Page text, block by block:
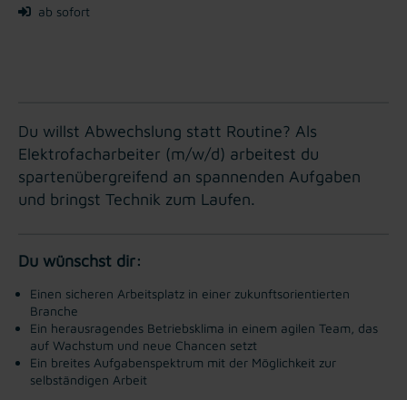
ab sofort
Du willst Abwechslung statt Routine? Als
Elektrofacharbeiter (m/w/d) arbeitest du
spartenübergreifend an spannenden Aufgaben
und bringst Technik zum Laufen.
Du wünschst dir:
Einen sicheren Arbeitsplatz in einer zukunftsorientierten
Branche
Ein herausragendes Betriebsklima in einem agilen Team, das
auf Wachstum und neue Chancen setzt
Ein breites Aufgabenspektrum mit der Möglichkeit zur
selbständigen Arbeit